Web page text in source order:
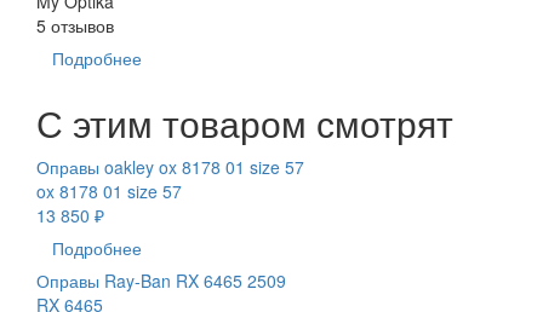
5 отзывов
Подробнее
С этим товаром смотрят
Оправы oakley ox 8178 01 size 57
ox 8178 01 size 57
13 850 ₽
Подробнее
Оправы Ray-Ban RX 6465 2509
RX 6465